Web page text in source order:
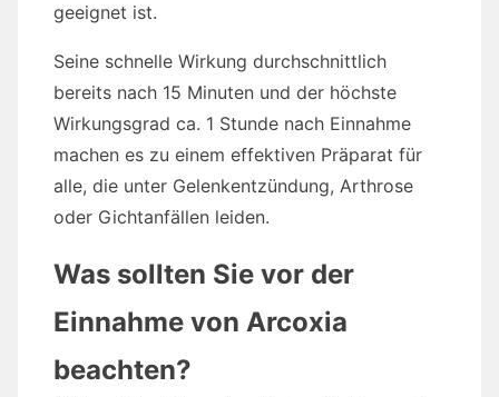
geeignet ist.
Seine schnelle Wirkung durchschnittlich
bereits nach 15 Minuten und der höchste
Wirkungsgrad ca. 1 Stunde nach Einnahme
machen es zu einem effektiven Präparat für
alle, die unter Gelenkentzündung, Arthrose
oder Gichtanfällen leiden.
Was sollten Sie vor der
Einnahme von Arcoxia
beachten?